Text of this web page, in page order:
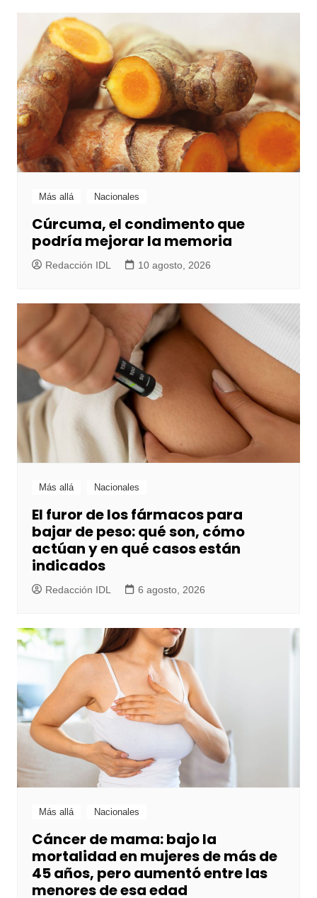
Más allá Nacionales
Cúrcuma, el condimento que
podría mejorar la memoria
Redacción IDL 10 agosto, 2026
Más allá Nacionales
El furor de los fármacos para
bajar de peso: qué son, cómo
actúan y en qué casos están
indicados
Redacción IDL 6 agosto, 2026
Más allá Nacionales
Cáncer de mama: bajo la
mortalidad en mujeres de más de
45 años, pero aumentó entre las
menores de esa edad